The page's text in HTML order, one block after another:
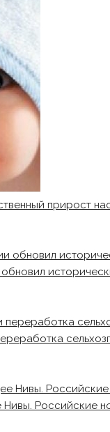
прирост
Российские